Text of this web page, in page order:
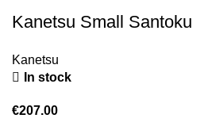
Kanetsu Small Santoku
Kanetsu
In stock
€207.00